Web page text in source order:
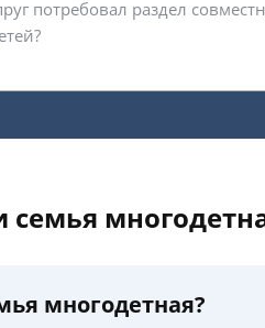
многодетная?